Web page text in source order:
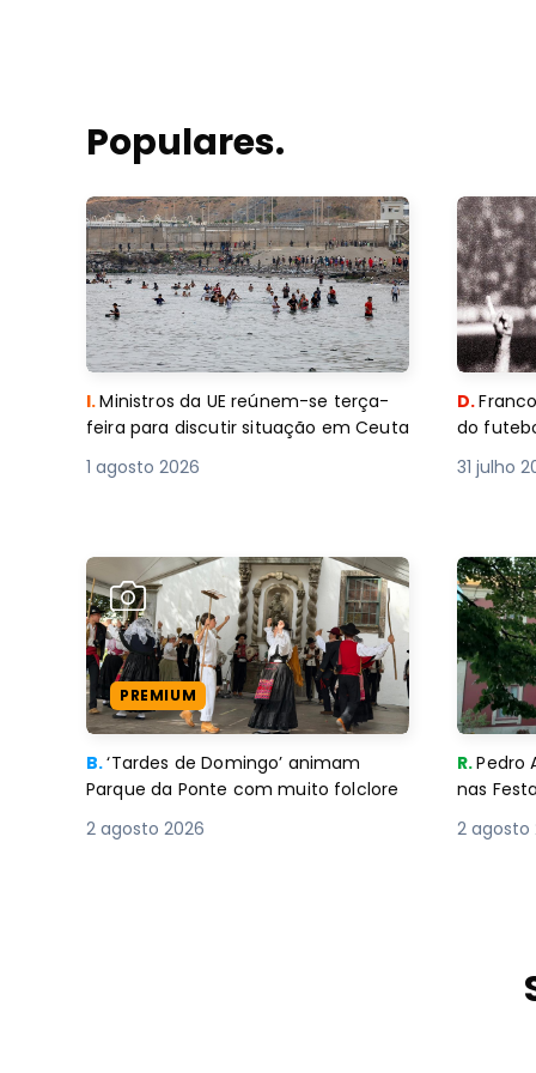
Populares.
I.Ministros da UE reúnem-se terça-
feira para discutir situação em Ceuta
1 agosto 2026
D.
do
31 julho
PREMIUM
B.‘Tardes de Domingo’ animam
Parque da Ponte com muito folclore
2 agosto 2026
R.Pedro
nas
2 agosto